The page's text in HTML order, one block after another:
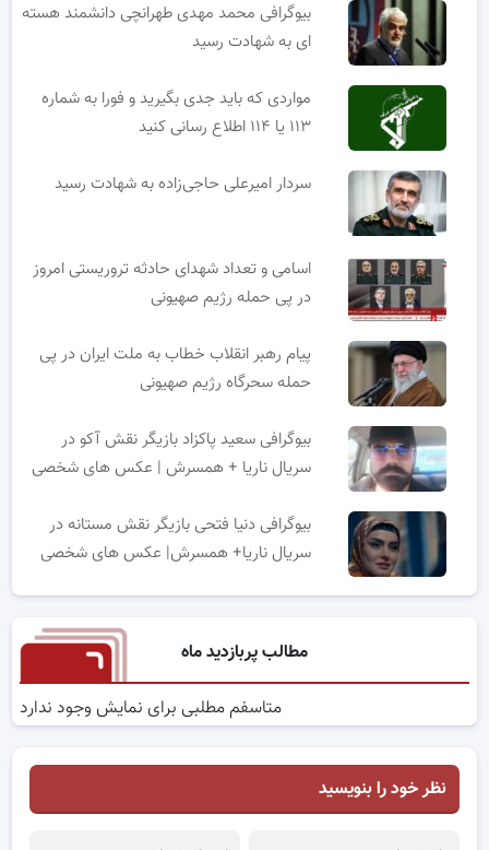
بیوگرافی محمد مهدی طهرانچی دانشمند هسته
ای به شهادت رسید
مواردی که باید جدی بگیرید و فورا به شماره
۱۱۳ یا ۱۱۴ اطلاع رسانی کنید
سردار امیرعلی حاجی‌زاده به شهادت رسید
اسامی و تعداد شهدای حادثه تروریستی امروز
در پی حمله رژیم صهیونی
پیام رهبر انقلاب خطاب به ملت ایران در پی
حمله سحرگاه رژیم صهیونی
بیوگرافی سعید پاکزاد بازیگر نقش آکو در
سریال ناریا + همسرش | عکس های شخصی
بیوگرافی دنیا فتحی بازیگر نقش مستانه در
سریال ناریا+ همسرش| عکس های شخصی
مطالب پربازدید ماه
متاسفم مطلبی برای نمایش وجود ندارد
نظر خود را بنویسید